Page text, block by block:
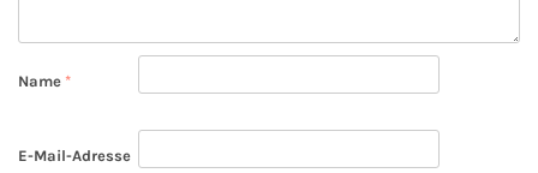
Name *
E-Mail-Adresse